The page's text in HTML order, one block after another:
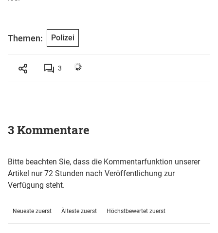
Themen: Polizei
3
3 Kommentare
Bitte beachten Sie, dass die Kommentarfunktion unserer
Artikel nur 72 Stunden nach Veröffentlichung zur
Verfügung steht.
Neueste zuerst Älteste zuerst Höchstbewertet zuerst